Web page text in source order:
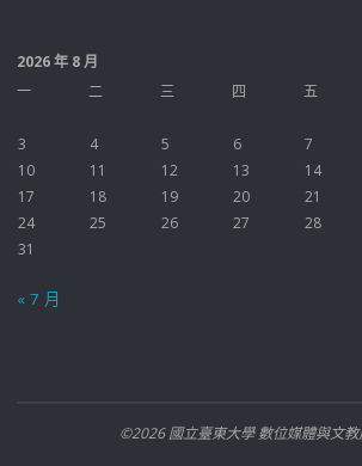
2026 年 8 月
一
二 三 四 五
3
4 5 6 7
10
11 12 13 14
17
18 19 20 21
24
25 26 27 28
31
« 7 月
©2026 國立臺東大學 數位媒體與文